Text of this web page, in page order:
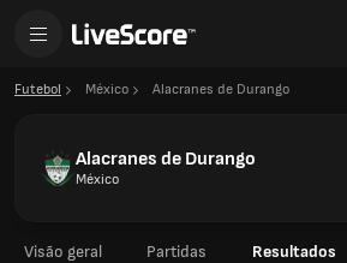
Futebol México Alacranes de Durango
Alacranes de Durango
México
Visão geral Partidas Resultados